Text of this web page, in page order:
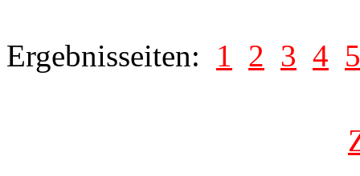
Ergebnisseiten: 1 2 3 4 5